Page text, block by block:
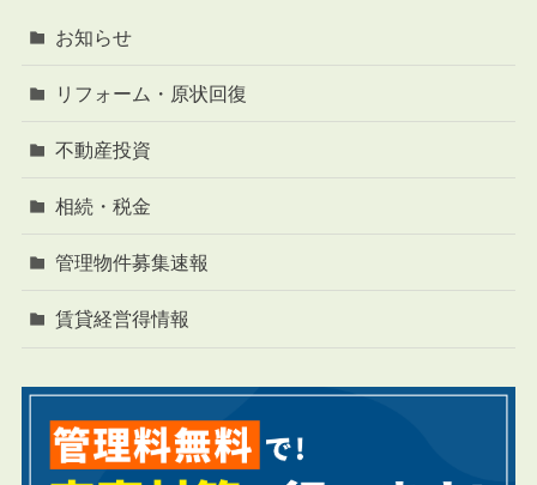
お知らせ
リフォーム・原状回復
不動産投資
相続・税金
管理物件募集速報
賃貸経営得情報